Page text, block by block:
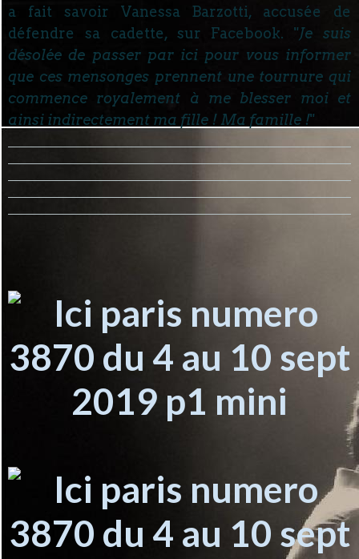
a fait savoir Vanessa Barzotti, accusée de
défendre sa cadette, sur Facebook. "Je suis
désolée de passer par ici pour vous informer
que ces mensonges prennent une tournure qui
commence royalement à me blesser moi et
ainsi indirectement ma fille ! Ma famille !"